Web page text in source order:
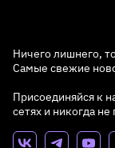
Ничего лишнего,
Самые свежие
Присоединяйся к
сетях и никогда